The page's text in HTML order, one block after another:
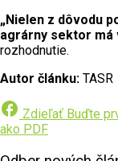
„Nielen z dôvodu
agrárny sektor má
rozhodnutie.
Autor článku: TASR
facebook Zdieľať Buďte
ako PDF